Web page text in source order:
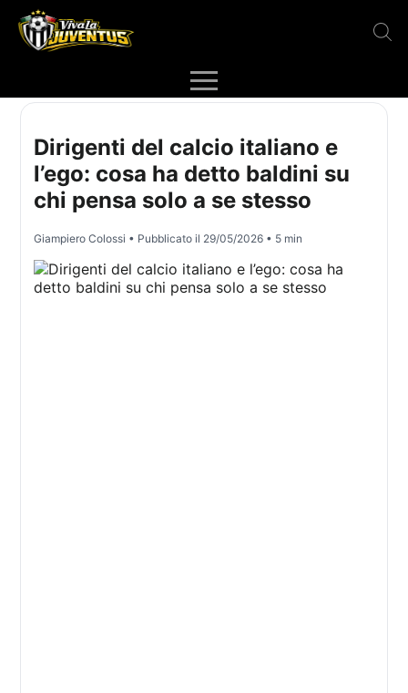
Dirigenti del calcio italiano e
l’ego: cosa ha detto baldini su
chi pensa solo a se stesso
Giampiero Colossi • Pubblicato il 29/05/2026 • 5 min